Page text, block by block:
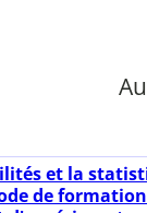
et la
de formation